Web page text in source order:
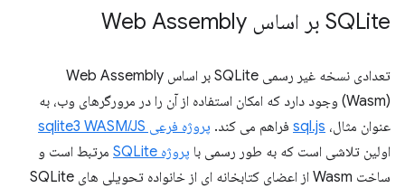
SQLite بر اساس Web Assembly
تعدادی نسخه غیر رسمی SQLite بر اساس Web Assembly
(Wasm) وجود دارد که امکان استفاده از آن را در مرورگرهای وب، به
عنوان مثال، sql.js فراهم می کند. پروژه فرعی sqlite3 WASM/JS
اولین تلاشی است که به طور رسمی با پروژه SQLite
مرتبط است و
ساخت Wasm از اعضای کتابخانه ای از خانواده تحویلی های SQLite